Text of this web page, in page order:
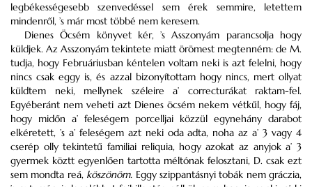
legbékességesebb szenvedéssel sem érek semmire, letettem
mindenről, ’s már most többé nem keresem.
Dienes Öcsém könyvet kér, ’s Asszonyám parancsolja hogy
küldjek. Az Asszonyám tekintete miatt örömest megtenném: de M.
tudja, hogy Februáriusban kéntelen voltam neki is azt felelni, hogy
nincs csak eggy is, és azzal bizonyítottam hogy nincs, mert ollyat
küldtem neki, mellynek széleire a’ correcturákat raktam-fel.
Egyéberánt nem veheti azt Dienes öcsém nekem vétkűl, hogy fáj,
hogy midőn a’ feleségem porcelljai közzül egynehány darabot
elkéretett, ’s a’ feleségem azt neki oda adta, noha az a’ 3 vagy 4
cserép olly tekintetű familiai reliquia, hogy azokat az anyjok a’ 3
gyermek köztt egyenlően tartotta méltónak felosztani, D. csak ezt
sem mondta reá, köszönöm. Eggy szippantásnyi tobák nem gráczia,